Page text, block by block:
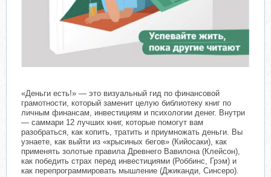
«Деньги есть!» — это визуальный гид по финансовой
грамотности, который заменит целую библиотеку книг по
личным финансам, инвестициям и психологии денег. Внутри
— саммари 12 лучших книг, которые помогут вам
разобраться, как копить, тратить и приумножать деньги. Вы
узнаете, как выйти из «крысиных бегов» (Кийосаки), как
применять золотые правила Древнего Вавилона (Клейсон),
как победить страх перед инвестициями (Роббинс, Грэм) и
как перепрограммировать мышление (Джиканди, Синсеро).